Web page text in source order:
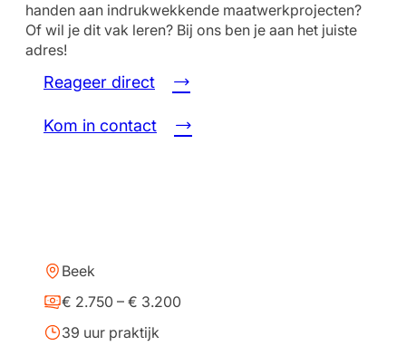
handen aan indrukwekkende maatwerkprojecten?
Of wil je dit vak leren? Bij ons ben je aan het juiste
adres!
Reageer direct
Kom in contact
Beek
€ 2.750 – € 3.200
39 uur praktijk